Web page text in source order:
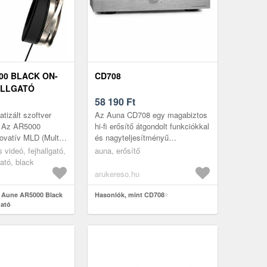
BLACK ON-
szoftver
AR5000
MLD (Multi-
meghajtóval,
mag...
videó, fejhallgató,
black
AR5000 Black
CD708
58 190 Ft
Az Auna CD708 egy magabiztos
hi-fi erősítő átgondolt funkciókkal
és nagyteljesítményű
komponensekkel. A berendezés
auna, erősítő
arukereso.hu
Hasonlók, mint CD708